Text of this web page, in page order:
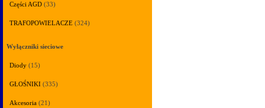
Części AGD (33)
TRAFOPOWIELACZE (324)
Wyłączniki sieciowe
Diody (15)
GŁOŚNIKI (335)
Akcesoria (21)